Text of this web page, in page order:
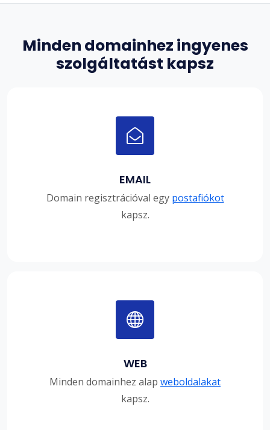
Minden domainhez ingyenes
szolgáltatást kapsz
EMAIL
Domain regisztrációval egy postafiókot
kapsz.
WEB
Minden domainhez alap weboldalakat
kapsz.